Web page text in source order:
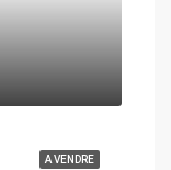
A VENDRE